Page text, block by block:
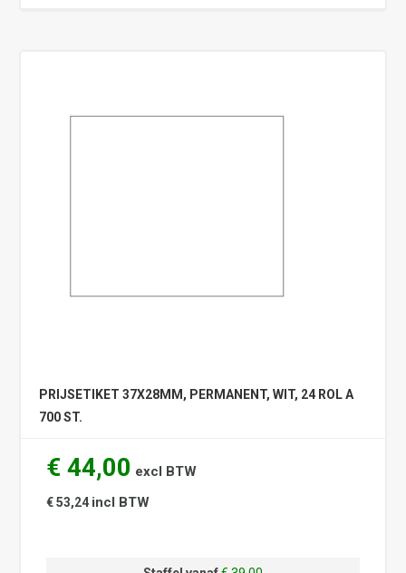
PRIJSETIKET 37X28MM, PERMANENT, WIT, 24 ROL A
700 ST.
€ 44,00 excl BTW
€ 53,24 incl BTW